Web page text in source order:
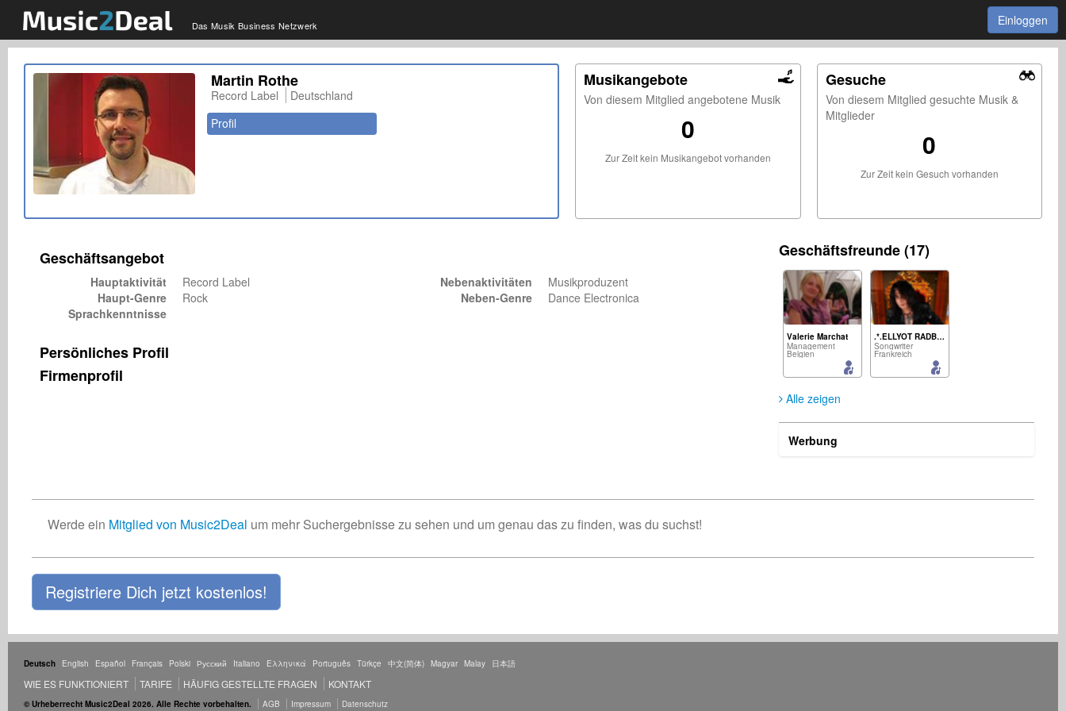
Das Musik Business Netzwerk Einloggen
Martin Rothe
Record Label
Deutschland
Profil
Musikangebote
Von diesem Mitglied angebotene Musik
0
Zur Zeit kein Musikangebot vorhanden
Gesuche
Von diesem Mitglied gesuchte Musik &
Mitglieder
0
Zur Zeit kein Gesuch vorhanden
Geschäftsangebot
Hauptaktivität
Record Label
Haupt-Genre
Rock
Sprachkenntnisse
Nebenaktivitäten
Musikproduzent
Neben-Genre
Dance Electronica
Persönliches Profil
Firmenprofil
Geschäftsfreunde (17)
Valerie Marchat
Management
Belgien
.*.ELLYOT RADBURN .*.
Songwriter
Frankreich
Alle zeigen
Werbung
Werde ein Mitglied von Music2Deal um mehr Suchergebnisse zu sehen und um genau das zu finden, was du suchst!
Registriere Dich jetzt kostenlos!
Deutsch English Español Français Polski Русский Italiano Ελληνικά Português Türkçe 中文(简体) Magyar Malay 日本語
WIE ES FUNKTIONIERT TARIFE HÄUFIG GESTELLTE FRAGEN KONTAKT
© Urheberrecht Music2Deal 2026. Alle Rechte vorbehalten. AGB Impressum Datenschutz